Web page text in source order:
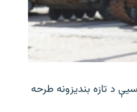
د تازه بندیزونه طرحه